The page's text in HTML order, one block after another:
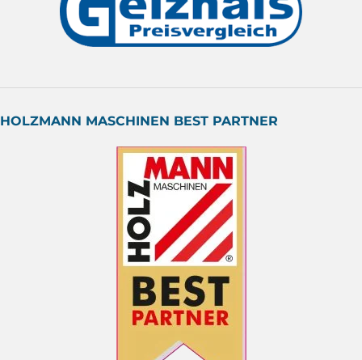
HOLZMANN MASCHINEN BEST PARTNER